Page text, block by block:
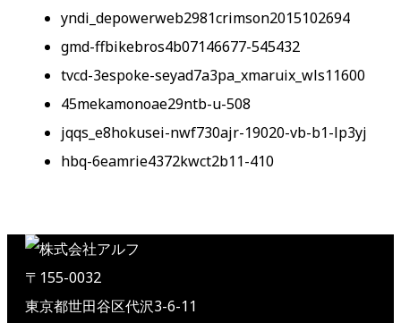
yndi_depowerweb2981crimson2015102694
gmd-ffbikebros4b07146677-545432
tvcd-3espoke-seyad7a3pa_xmaruix_wls11600
45mekamonoae29ntb-u-508
jqqs_e8hokusei-nwf730ajr-19020-vb-b1-lp3yj
hbq-6eamrie4372kwct2b11-410
〒155-0032
東京都世田谷区代沢3-6-11